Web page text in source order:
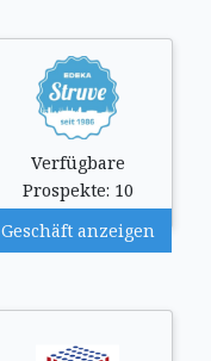
Verfügbare
Prospekte: 10
Geschäft anzeigen